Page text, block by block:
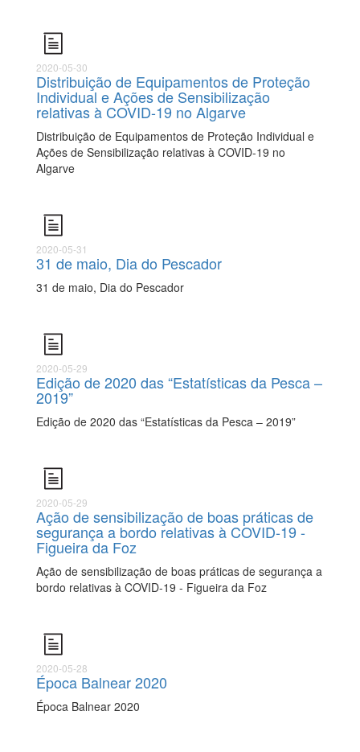
2020-05-30
Distribuição de Equipamentos de Proteção
Individual e Ações de Sensibilização
relativas à COVID-19 no Algarve
Distribuição de Equipamentos de Proteção Individual e
Ações de Sensibilização relativas à COVID-19 no
Algarve
2020-05-31
31 de maio, Dia do Pescador
31 de maio, Dia do Pescador
2020-05-29
Edição de 2020 das “Estatísticas da Pesca –
2019”
Edição de 2020 das “Estatísticas da Pesca – 2019”
2020-05-29
Ação de sensibilização de boas práticas de
segurança a bordo relativas à COVID-19 -
Figueira da Foz
Ação de sensibilização de boas práticas de segurança a
bordo relativas à COVID-19 - Figueira da Foz
2020-05-28
Época Balnear 2020
Época Balnear 2020